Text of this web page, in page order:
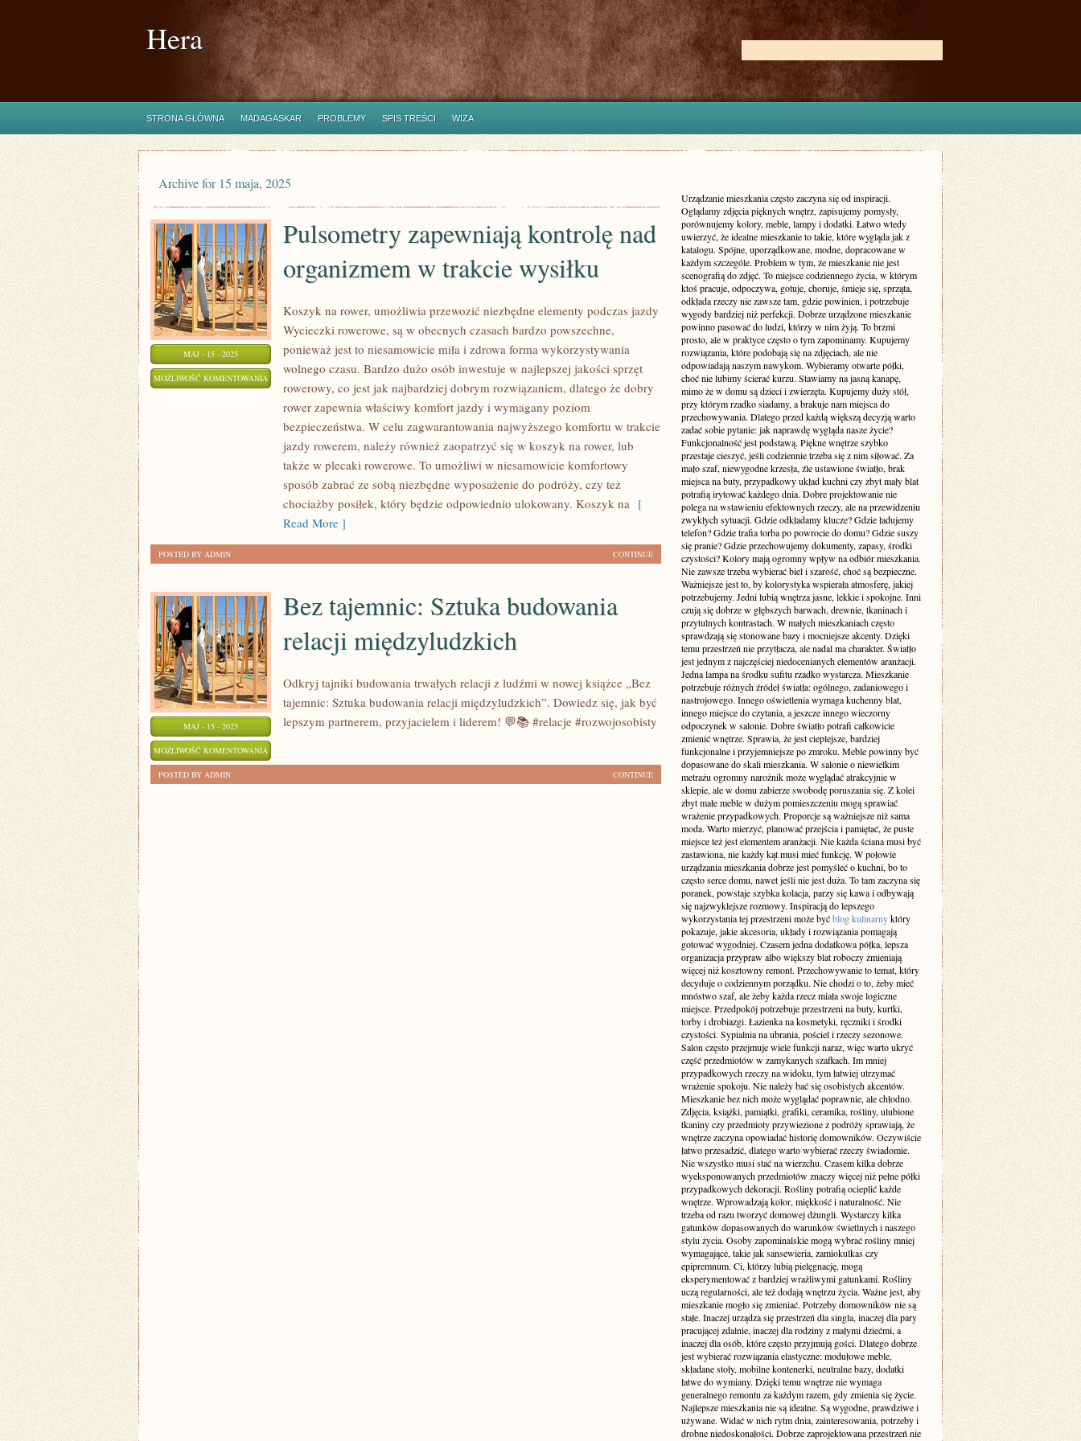
Hera
STRONA GŁÓWNA MADAGASKAR PROBLEMY SPIS TREŚCI WIZA
Archive for 15 maja, 2025
MAJ - 15 - 2025
MOŻLIWOŚĆ KOMENTOWANIA PULSOMETRY
TRAKCIE
WYSIŁKU
Pulsometry zapewniają kontrolę nad
organizmem w trakcie wysiłku
Koszyk na rower, umożliwia przewozić niezbędne elementy podczas jazdy
Wycieczki rowerowe, są w obecnych czasach bardzo powszechne,
ponieważ jest to niesamowicie miła i zdrowa forma wykorzystywania
wolnego czasu. Bardzo dużo osób inwestuje w najlepszej jakości sprzęt
rowerowy, co jest jak najbardziej dobrym rozwiązaniem, dlatego że dobry
rower zapewnia właściwy komfort jazdy i wymagany poziom
bezpieczeństwa. W celu zagwarantowania najwyższego komfortu w trakcie
jazdy rowerem, należy również zaopatrzyć się w koszyk na rower, lub
także w plecaki rowerowe. To umożliwi w niesamowicie komfortowy
sposób zabrać ze sobą niezbędne wyposażenie do podróży, czy też
chociażby posiłek, który będzie odpowiednio ulokowany. Koszyk na [
Read More ]
CONTINUE
POSTED BY ADMIN
MAJ - 15 - 2025
MOŻLIWOŚĆ KOMENTOWANIA
ZOSTAŁA WYŁĄCZONA
Bez tajemnic: Sztuka budowania
relacji międzyludzkich
Odkryj tajniki budowania trwałych relacji z ludźmi w nowej książce „Bez
tajemnic: Sztuka budowania relacji międzyludzkich”. Dowiedz się, jak być
lepszym partnerem, przyjacielem i liderem! 💬📚 #relacje #rozwojosobisty
CONTINUE
POSTED BY ADMIN
Urządzanie mieszkania często zaczyna się od inspiracji.
Oglądamy zdjęcia pięknych wnętrz, zapisujemy pomysły,
porównujemy kolory, meble, lampy i dodatki. Łatwo wtedy
uwierzyć, że idealne mieszkanie to takie, które wygląda jak z
katalogu. Spójne, uporządkowane, modne, dopracowane w
każdym szczególe. Problem w tym, że mieszkanie nie jest
scenografią do zdjęć. To miejsce codziennego życia, w którym
ktoś pracuje, odpoczywa, gotuje, choruje, śmieje się, sprząta,
odkłada rzeczy nie zawsze tam, gdzie powinien, i potrzebuje
wygody bardziej niż perfekcji. Dobrze urządzone mieszkanie
powinno pasować do ludzi, którzy w nim żyją. To brzmi
prosto, ale w praktyce często o tym zapominamy. Kupujemy
rozwiązania, które podobają się na zdjęciach, ale nie
odpowiadają naszym nawykom. Wybieramy otwarte półki,
choć nie lubimy ścierać kurzu. Stawiamy na jasną kanapę,
mimo że w domu są dzieci i zwierzęta. Kupujemy duży stół,
przy którym rzadko siadamy, a brakuje nam miejsca do
przechowywania. Dlatego przed każdą większą decyzją warto
zadać sobie pytanie: jak naprawdę wygląda nasze życie?
Funkcjonalność jest podstawą. Piękne wnętrze szybko
przestaje cieszyć, jeśli codziennie trzeba się z nim siłować. Za
mało szaf, niewygodne krzesła, źle ustawione światło, brak
miejsca na buty, przypadkowy układ kuchni czy zbyt mały blat
potrafią irytować każdego dnia. Dobre projektowanie nie
polega na wstawieniu efektownych rzeczy, ale na przewidzeniu
zwykłych sytuacji. Gdzie odkładamy klucze? Gdzie ładujemy
telefon? Gdzie trafia torba po powrocie do domu? Gdzie suszy
się pranie? Gdzie przechowujemy dokumenty, zapasy, środki
czystości? Kolory mają ogromny wpływ na odbiór mieszkania.
Nie zawsze trzeba wybierać biel i szarość, choć są bezpieczne.
Ważniejsze jest to, by kolorystyka wspierała atmosferę, jakiej
potrzebujemy. Jedni lubią wnętrza jasne, lekkie i spokojne. Inni
czują się dobrze w głębszych barwach, drewnie, tkaninach i
przytulnych kontrastach. W małych mieszkaniach często
sprawdzają się stonowane bazy i mocniejsze akcenty. Dzięki
temu przestrzeń nie przytłacza, ale nadal ma charakter. Światło
jest jednym z najczęściej niedocenianych elementów aranżacji.
Jedna lampa na środku sufitu rzadko wystarcza. Mieszkanie
potrzebuje różnych źródeł światła: ogólnego, zadaniowego i
nastrojowego. Innego oświetlenia wymaga kuchenny blat,
innego miejsce do czytania, a jeszcze innego wieczorny
odpoczynek w salonie. Dobre światło potrafi całkowicie
zmienić wnętrze. Sprawia, że jest cieplejsze, bardziej
funkcjonalne i przyjemniejsze po zmroku. Meble powinny być
dopasowane do skali mieszkania. W salonie o niewielkim
metrażu ogromny narożnik może wyglądać atrakcyjnie w
sklepie, ale w domu zabierze swobodę poruszania się. Z kolei
zbyt małe meble w dużym pomieszczeniu mogą sprawiać
wrażenie przypadkowych. Proporcje są ważniejsze niż sama
moda. Warto mierzyć, planować przejścia i pamiętać, że puste
miejsce też jest elementem aranżacji. Nie każda ściana musi być
zastawiona, nie każdy kąt musi mieć funkcję. W połowie
urządzania mieszkania dobrze jest pomyśleć o kuchni, bo to
często serce domu, nawet jeśli nie jest duża. To tam zaczyna się
poranek, powstaje szybka kolacja, parzy się kawa i odbywają
się najzwyklejsze rozmowy. Inspiracją do lepszego
wykorzystania tej przestrzeni może byćblog kulinarnyktóry
pokazuje, jakie akcesoria, układy i rozwiązania pomagają
gotować wygodniej. Czasem jedna dodatkowa półka, lepsza
organizacja przypraw albo większy blat roboczy zmieniają
więcej niż kosztowny remont. Przechowywanie to temat, który
decyduje o codziennym porządku. Nie chodzi o to, żeby mieć
mnóstwo szaf, ale żeby każda rzecz miała swoje logiczne
miejsce. Przedpokój potrzebuje przestrzeni na buty, kurtki,
torby i drobiazgi. Łazienka na kosmetyki, ręczniki i środki
czystości. Sypialnia na ubrania, pościel i rzeczy sezonowe.
Salon często przejmuje wiele funkcji naraz, więc warto ukryć
część przedmiotów w zamykanych szafkach. Im mniej
przypadkowych rzeczy na widoku, tym łatwiej utrzymać
wrażenie spokoju. Nie należy bać się osobistych akcentów.
Mieszkanie bez nich może wyglądać poprawnie, ale chłodno.
Zdjęcia, książki, pamiątki, grafiki, ceramika, rośliny, ulubione
tkaniny czy przedmioty przywiezione z podróży sprawiają, że
wnętrze zaczyna opowiadać historię domowników. Oczywiście
łatwo przesadzić, dlatego warto wybierać rzeczy świadomie.
Nie wszystko musi stać na wierzchu. Czasem kilka dobrze
wyeksponowanych przedmiotów znaczy więcej niż pełne półki
przypadkowych dekoracji. Rośliny potrafią ocieplić każde
wnętrze. Wprowadzają kolor, miękkość i naturalność. Nie
trzeba od razu tworzyć domowej dżungli. Wystarczy kilka
gatunków dopasowanych do warunków świetlnych i naszego
stylu życia. Osoby zapominalskie mogą wybrać rośliny mniej
wymagające, takie jak sansewieria, zamiokulkas czy
epipremnum. Ci, którzy lubią pielęgnację, mogą
eksperymentować z bardziej wrażliwymi gatunkami. Rośliny
uczą regularności, ale też dodają wnętrzu życia. Ważne jest, aby
mieszkanie mogło się zmieniać. Potrzeby domowników nie są
stałe. Inaczej urządza się przestrzeń dla singla, inaczej dla pary
pracującej zdalnie, inaczej dla rodziny z małymi dziećmi, a
inaczej dla osób, które często przyjmują gości. Dlatego dobrze
jest wybierać rozwiązania elastyczne: modułowe meble,
składane stoły, mobilne kontenerki, neutralne bazy, dodatki
łatwe do wymiany. Dzięki temu wnętrze nie wymaga
generalnego remontu za każdym razem, gdy zmienia się życie.
Najlepsze mieszkania nie są idealne. Są wygodne, prawdziwe i
używane. Widać w nich rytm dnia, zainteresowania, potrzeby i
drobne niedoskonałości. Dobrze zaprojektowana przestrzeń nie